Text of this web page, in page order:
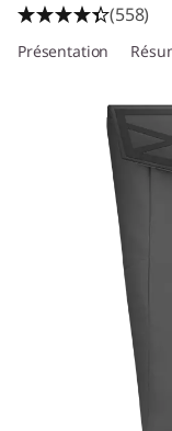
(558)
Présentation